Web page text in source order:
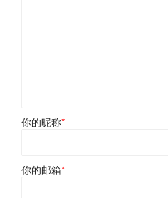
你的昵称*
你的邮箱*